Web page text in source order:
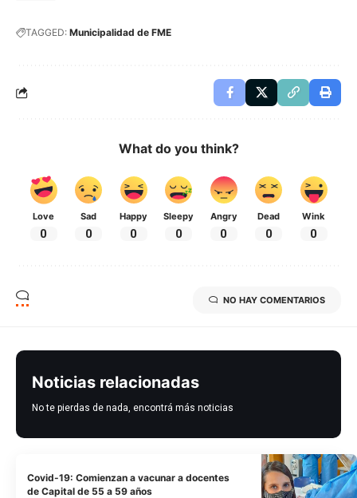
TAGGED: Municipalidad de FME
What do you think?
Love
0
Sad
0
Happy
0
Sleepy
0
Angry
0
Dead
0
Wink
0
NO HAY COMENTARIOS
Noticias relacionadas
No te pierdas de nada, encontrá más noticias
Covid-19: Comienzan a vacunar a docentes
de Capital de 55 a 59 años